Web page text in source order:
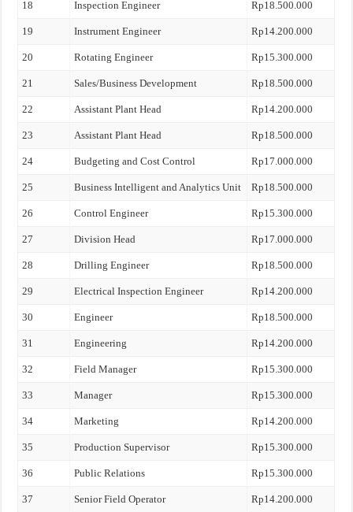
18 Inspection Engineer Rp18.500.000
19 Instrument Engineer Rp14.200.000
20 Rotating Engineer Rp15.300.000
21 Sales/Business Development Rp18.500.000
22 Assistant Plant Head Rp14.200.000
23 Assistant Plant Head Rp18.500.000
24 Budgeting and Cost Control Rp17.000.000
25 Business Intelligent and Analytics Unit Rp18.500.000
26 Control Engineer Rp15.300.000
27 Division Head Rp17.000.000
28 Drilling Engineer Rp18.500.000
29 Electrical Inspection Engineer Rp14.200.000
30 Engineer Rp18.500.000
31 Engineering Rp14.200.000
32 Field Manager Rp15.300.000
33 Manager Rp15.300.000
34 Marketing Rp14.200.000
35 Production Supervisor Rp15.300.000
36 Public Relations Rp15.300.000
37 Senior Field Operator Rp14.200.000